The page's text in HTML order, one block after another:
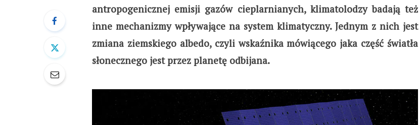
antropogenicznej emisji gazów cieplarnianych, klimatolodzy badają też
inne mechanizmy wpływające na system klimatyczny. Jednym z nich jest
zmiana ziemskiego albedo, czyli wskaźnika mówiącego jaka część światła
słonecznego jest przez planetę odbijana.